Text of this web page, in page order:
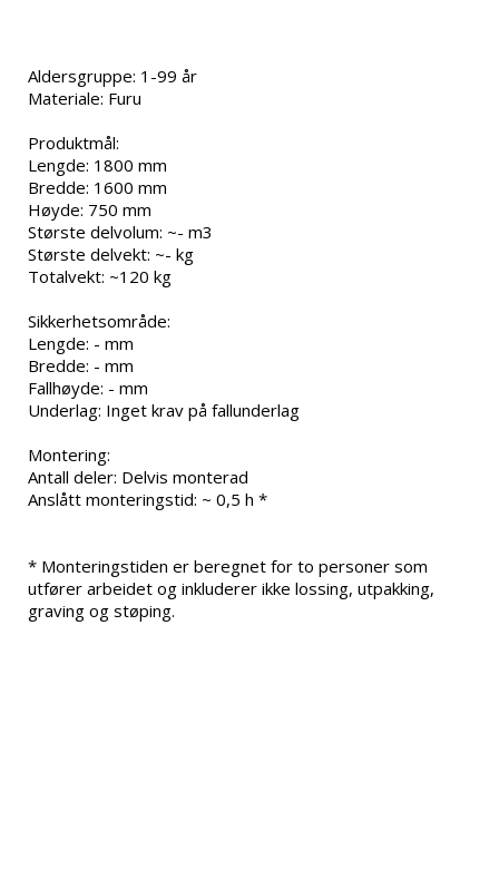
Aldersgruppe: 1-99 år
Materiale: Furu
Produktmål:
Lengde: 1800 mm
Bredde: 1600 mm
Høyde: 750 mm
Største delvolum: ~- m3
Største delvekt: ~- kg
Totalvekt: ~120 kg
Sikkerhetsområde:
Lengde: - mm
Bredde: - mm
Fallhøyde: - mm
Underlag: Inget krav på fallunderlag
Montering:
Antall deler: Delvis monterad
Anslått monteringstid: ~ 0,5 h *
* Monteringstiden er beregnet for to personer som
utfører arbeidet og inkluderer ikke lossing, utpakking,
graving og støping.